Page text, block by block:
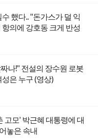
했다.. "돈가스가 덜 익
의에 강호동 크게 반성
나!" 전설의 장수원 로봇
은 누구 (영상)
고모' 박근혜 대통령에 대
놓은 속내